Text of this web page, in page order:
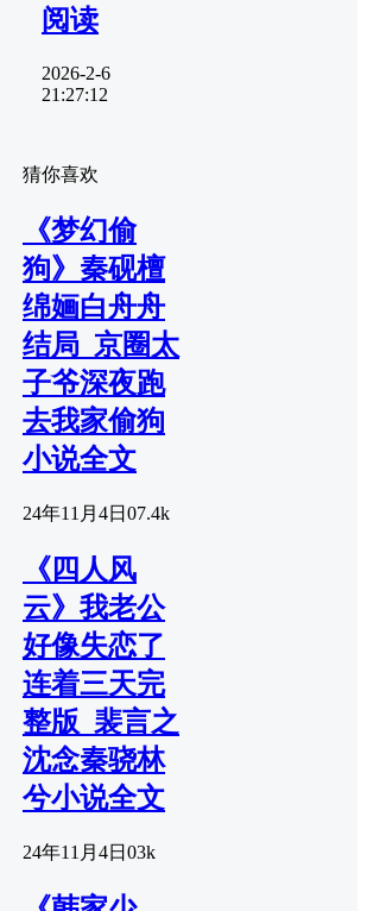
阅读
2026-2-6
21:27:12
猜你喜欢
《梦幻偷
狗》秦砚檀
绵婳白舟舟
结局_京圈太
子爷深夜跑
去我家偷狗
小说全文
24年11月4日 07.4k
《四人风
云》我老公
好像失恋了
连着三天完
整版_裴言之
沈念秦骁林
兮小说全文
24年11月4日 03k